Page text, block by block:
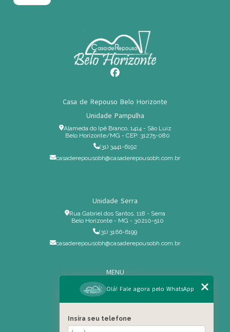
Casa de Repouso Belo Horizonte
Unidade Pampulha
Alameda do Ipê Branco, 1414 - São Luiz
Belo Horizonte/MG - CEP: 31275-080
(31) 3441-6192
casaderepousobh@casaderepousobh.com.br
Unidade Serra
Rua Gabriel dos Santos, 118 - Serra
Belo Horizonte - MG - 30210-510
(31) 3166-6199
casaderepousobh@casaderepousobh.com.br
MENU
Home
Institucional
Serviços Especiais
Olá! Fale agora pelo WhatsApp
Insira seu telefone